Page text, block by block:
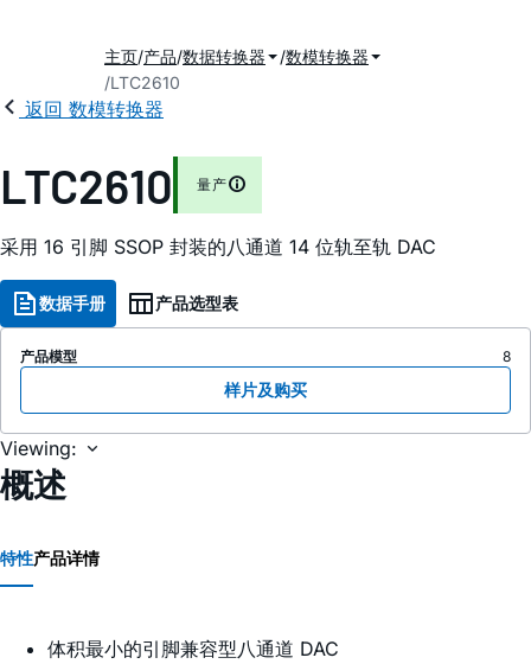
主页 产品 数据转换器
数模转换器
LTC2610
返回 数模转换器
LTC2610 量产
采用 16 引脚 SSOP 封装的八通道 14 位轨至轨 DAC
数据手册 产品选型表
产品模型 8
样片及购买
Viewing:
概述
特性产品详情
体积最小的引脚兼容型八通道 DAC